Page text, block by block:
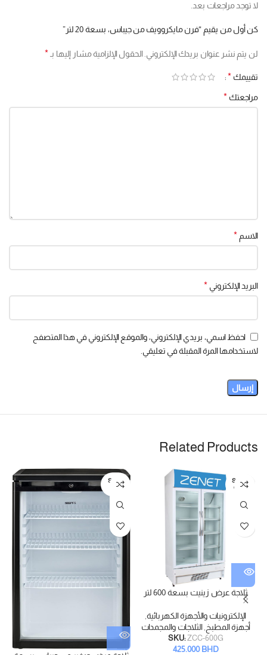
لا توجد مراجعات بعد.
كن أول من يقيم “فرن مايكروويف من جيباس، بسعة 20 لتر”
لن يتم نشر عنوان بريدك الإلكتروني. الحقول الإلزامية مشار إليها بـ *
تقييمك *
مراجعتك *
الاسم *
البريد الإلكتروني *
احفظ اسمي، بريدي الإلكتروني، والموقع الإلكتروني في هذا المتصفح
لاستخدامها المرة المقبلة في تعليقي.
Related Products
SOLD
OUT
ثلاجة عرض زينيت بسعة 600 لتر
الإلكترونيات والأجهزة الكهربائية,
أجهزة المطبخ ,الثلاجات والمجمدات
SKU:ZCC-600G
425.000BHD
SOLD
OUT